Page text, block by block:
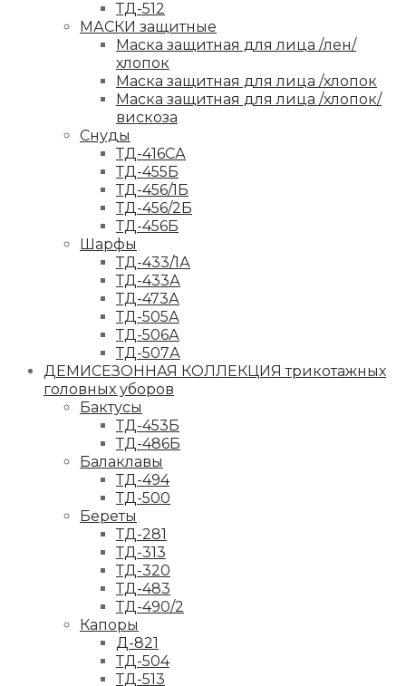
ТД-512
МАСКИ защитные
Маска защитная для лица /лен/
хлопок
Маска защитная для лица /хлопок
Маска защитная для лица /хлопок/
вискоза
Снуды
ТД-416СА
ТД-455Б
ТД-456/1Б
ТД-456/2Б
ТД-456Б
Шарфы
ТД-433/1А
ТД-433А
ТД-473А
ТД-505А
ТД-506А
ТД-507А
ДЕМИСЕЗОННАЯ КОЛЛЕКЦИЯ трикотажных
головных уборов
Бактусы
ТД-453Б
ТД-486Б
Балаклавы
ТД-494
ТД-500
Береты
ТД-281
ТД-313
ТД-320
ТД-483
ТД-490/2
Капоры
Д-821
ТД-504
ТД-513